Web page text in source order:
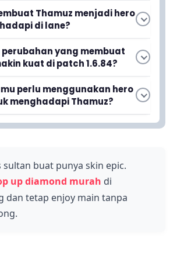
Thamuz menjadi hero
di lane?
cooldown yang sangat
memerlukan mana dalam
dapat terus-
damage tanpa
resource.
yang membuat
kuat di patch 1.6.84?
beberapa effect baru di
meningkatkan kekuatannya
dalam pertempuran.
perlu menggunakan hero
menghadapi Thamuz?
hero counter, kamu bisa
1v1 melawannya.
sultan buat punya skin epic.
up diamond murah di
dan tetap enjoy main tanpa